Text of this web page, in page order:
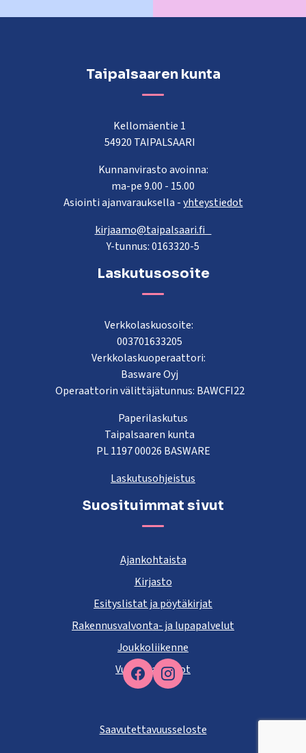
Facebook
Taipalsaaren kunta
Kellomäentie 1
54920 TAIPALSAARI
Kunnanvirasto avoinna:
ma-pe 9.00 - 15.00
Asiointi ajanvarauksella -yhteystiedot
kirjaamo@taipalsaari.fi
Y-tunnus: 0163320-5
Laskutusosoite
Verkkolaskuosoite:
003701633205
Verkkolaskuoperaattori:
Basware Oyj
Operaattorin välittäjätunnus: BAWCFI22
Paperilaskutus
Taipalsaaren kunta
PL 1197 00026 BASWARE
Laskutusohjeistus
Suosituimmat sivut
Ajankohtaista
Kirjasto
Esityslistat ja pöytäkirjat
Rakennusvalvonta- ja lupapalvelut
Joukkoliikenne
Vuokra-asunnot
Saavutettavuusseloste